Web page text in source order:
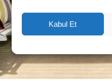
Kabul Et